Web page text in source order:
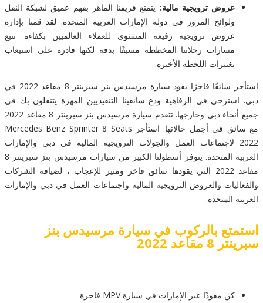
عروض ترويجية مالية: يتمتع فريقنا الماهر بفهم عميق لشبكة النقل
ولوائح المرور في دولة الإمارات العربية المتحدة. لقد قمنا بإدارة
عروض ترويجية رفيعة المستوى للعملاء العالميين بكفاءة. تتبع
مسارات رحلاتنا المخططة مسبقًا بدقة لكنها قادرة على استيعاب
تغييرات اللحظة الأخيرة.
استأجر سائقًا فاخرًا يقود سيارة مرسيدس بنز سبرينتر 8 مقاعد 2022 في
دبي. استرخي في الرفاهية ودع سائقينا التنفيذيين المهرة يتنقلون بك في
جميع أنحاء دبي وخارجها. تتقدم سيارة مرسيدس بنز سبرينتر 8 مقاعد 2022
مع سائق في أجمل حالاتها. استأجر Mercedes Benz Sprinter 8 Seats
2022 لاجتماعات العمل والجولات الترويجية المالية في دبي والإمارات
العربية المتحدة. يتوفر أسطولنا الكبير من سيارات مرسيدس بنز سبرينتر 8
مقاعد 2022 التي يقودها سائق فاخر ومثير للإعجاب ، لضيافة الشركات
والفعاليات والعروض الترويجية المالية واجتماعات العمل في دبي والإمارات
العربية المتحدة.
استمتع بالركوب في سيارة مرسيدس بنز
سبرينتر 8 مقاعد 2022
كن مقودًا عبر الإمارات في سيارة MPV فاخرة